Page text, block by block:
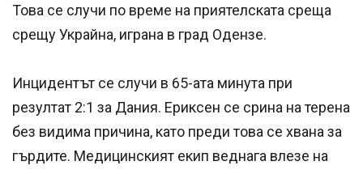
Това се случи по време на приятелската среща
срещу Украйна, играна в град Одензе.
Инцидентът се случи в 65-ата минута при
резултат 2:1 за Дания. Ериксен се срина на терена
без видима причина, като преди това се хвана за
гърдите. Медицинският екип веднага влезе на